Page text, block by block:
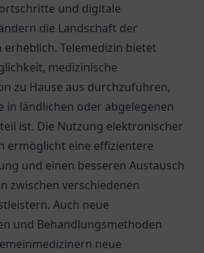
und digitale
die Landschaft der
Telemedizin bietet
medizinische
zu Hause aus durchzuführen,
in ländlichen oder abgelegenen
ist. Die Nutzung elektronischer
ermöglicht eine effizientere
und einen besseren Austausch
zwischen verschiedenen
Auch neue
und Behandlungsmethoden
neue